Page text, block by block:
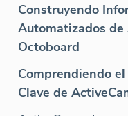
Construyendo
Automatizados
Octoboard
Comprendiendo
Clave de